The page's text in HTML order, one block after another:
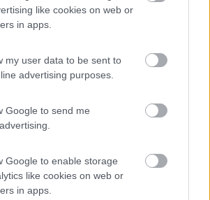
like cookies on web or
in apps.
my user data to be sent to
advertising purposes.
Google to send me
Google to enable storage
like cookies on web or
in apps.
in carreggiata. Fortuna che avevo la
ll camper è marrone dal pantano, in
ad un altro camper service, poco
Coneuro 10,00 carico acqua ed
sistemo il camper e vado in spiaggia a